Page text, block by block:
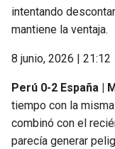
intentando
mantiene la ventaja.
8 junio, 2026 | 21:12
Perú 0-2 España |
tiempo con la
combinó con el
parecía generar